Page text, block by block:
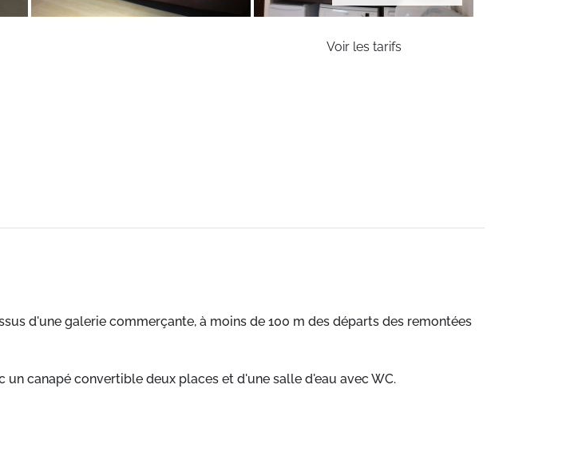
Voir les tarifs
d'une galerie commerçante, à moins de 100 m des départs des remontées
canapé convertible deux places et d'une salle d'eau avec WC.
admis.